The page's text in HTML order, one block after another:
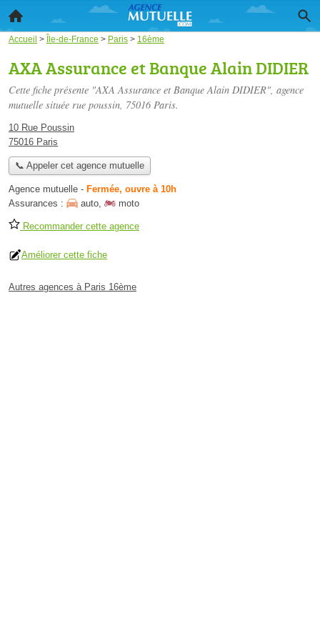
Accueil > Île-de-France > Paris > 16ème
AXA Assurance et Banque Alain DIDIER
Cette fiche présente "AXA Assurance et Banque Alain DIDIER", agence
mutuelle située rue poussin, 75016 Paris.
10 Rue Poussin
75016 Paris
📞 Appeler cet agence mutuelle
Agence mutuelle - Fermée, ouvre à 10h
Assurances :
auto, moto
Recommander cette agence
Améliorer cette fiche
Autres agences à Paris 16ème